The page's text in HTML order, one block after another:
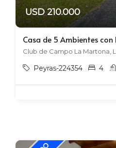
USD 210.000
Club de Campo La Martona,
Peyras-224354 4